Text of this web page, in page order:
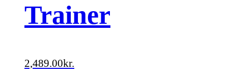
Trainer
2,489.00kr.